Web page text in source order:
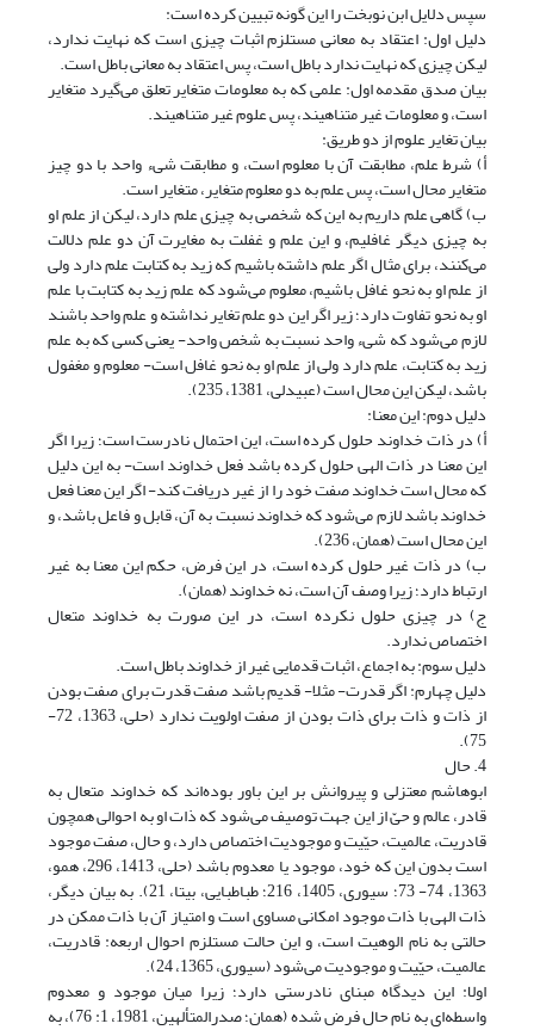
سپس دلایل ابن نوبخت را این گونه تبیین کرده است:
دلیل اول: اعتقاد به معانی مستلزم اثبات چیزی است که نهایت ندارد،
لیکن چیزی که نهایت ندارد باطل است، پس اعتقاد به معانی باطل است.
بیان صدق مقدمه اول: علمی که به معلومات متغایر تعلق می‌گیرد متغایر
است، و معلومات غیر متناهیند، پس علوم غیر متناهیند.
بیان تغایر علوم از دو طریق:
أ) شرط علم، مطابقت آن با معلوم است، و مطابقت شیء واحد با دو چیز
متغایر محال است، پس علم به دو معلوم متغایر، متغایر است.
ب) گاهی علم داریم به این که شخصی به چیزی علم دارد، لیکن از علم او
به چیزی دیگر غافلیم، و این علم و غفلت به مغایرت آن دو علم دلالت
می‌کنند، برای مثال اگر علم داشته باشیم که زید به کتابت علم دارد ولی
از علم او به نحو غافل باشیم، معلوم می‌شود که علم زید به کتابت با علم
او به نحو تفاوت دارد؛ زیر اگر این دو علم تغایر نداشته و علم واحد باشند
لازم می‌شود که شیء واحد نسبت به شخص واحد- یعنی کسی که به علم
زید به کتابت، علم دارد ولی از علم او به نحو غافل است- معلوم و مغفول
باشد، لیکن این محال است (عبیدلی، 1381، 235).
دلیل دوم: این معنا:
أ) در ذات خداوند حلول کرده است، این احتمال نادرست است؛ زیرا اگر
این معنا در ذات الهی حلول کرده باشد فعل خداوند است- به این دلیل
که محال است خداوند صفت خود را از غیر دریافت کند- اگر این معنا فعل
خداوند باشد لازم می‌شود که خداوند نسبت به آن، قابل و فاعل باشد، و
این محال است (همان، 236).
ب) در ذات غیر حلول کرده است، در این فرض، حکم این معنا به غیر
ارتباط دارد؛ زیرا وصف آن است، نه خداوند (همان).
ج) در چیزی حلول نکرده است، در این صورت به خداوند متعال
اختصاص ندارد.
دلیل سوم: به اجماع، اثبات قدمایی غیر از خداوند باطل است.
دلیل چهارم: اگر قدرت- مثلا- قدیم باشد صفت قدرت برای صفت بودن
از ذات و ذات برای ذات بودن از صفت اولویت ندارد (حلی، 1363، 72-
75).
4. حال
ابوهاشم معتزلی و پیروانش بر این باور بوده‌اند که خداوند متعال به
قادر، عالم و حیّ از این جهت توصیف می‌شود که ذات او به احوالی همچون
قادریت، عالمیت، حیّیت و موجودیت اختصاص دارد، و حال، صفت موجود
است بدون این که خود، موجود یا معدوم باشد (حلی، 1413، 296، همو،
1363، 74- 73؛ سیوری، 1405، 216؛ طباطبایی، بی‎تا، 21). به بیان دیگر،
ذات الهی با ذات موجود امکانی مساوی است و امتیاز آن با ذات ممکن در
حالتی به نام الوهیت است، و این حالت مستلزم احوال اربعه: قادریت،
عالمیت، حیّیت و موجودیت می‌شود (سیوری، 1365، 24).
اولا: این دیدگاه مبنای نادرستی دارد؛ زیرا میان موجود و معدوم
واسطه‌ای به نام حال فرض شده‌ (همان؛ صدرالمتألهین، 1981، 1: 76)، به